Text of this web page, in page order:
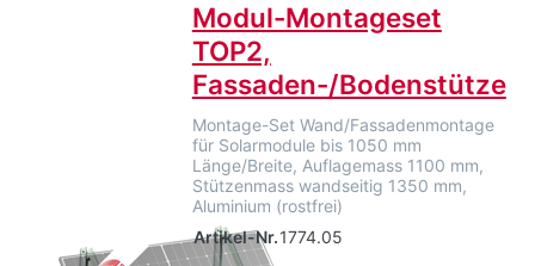
Modul-Montageset
TOP2,
Fassaden-/Bodenstütze
Montage-Set Wand/Fassadenmontage
für Solarmodule bis 1050 mm
Länge/Breite, Auflagemass 1100 mm,
Stützenmass wandseitig 1350 mm,
Aluminium (rostfrei)
Artikel-Nr.1774.05